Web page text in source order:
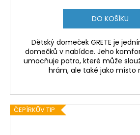
DO KOŠÍKU
Dětský domeček GRETE je
domečků v nabídce. Jeho
umocňuje patro, které může
hrám, ale také jako místo
ČEPÍRKŮV TIP